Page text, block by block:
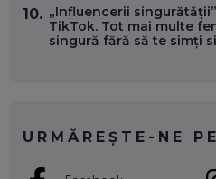
VOICU OPREAN
GLOBALĂ, FĂRĂ SĂ
TA LOCALĂ - ȘI CE SĂ
ANTREPRENORI
10. „Influencerii
TikTok. Tot mai multe
singură fără să te simți
URMĂREȘTE-NE PE